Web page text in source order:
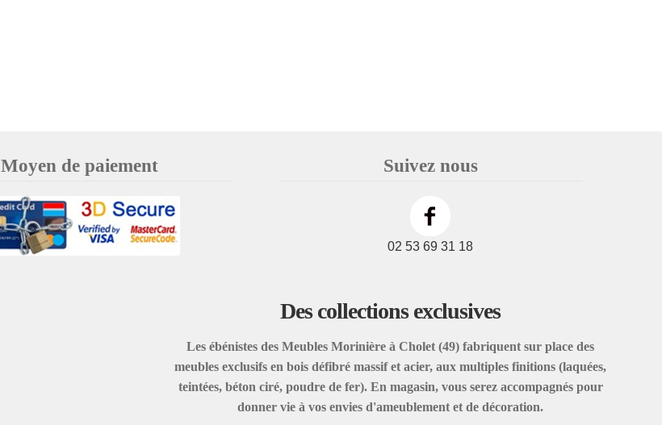
Moyen de paiement Suivez nous
02 53 69 31 18
Des collections exclusives
Les ébénistes des Meubles Morinière à Cholet (49) fabriquent sur place des
meubles exclusifs en bois défibré massif et acier, aux multiples finitions (laquées,
teintées, béton ciré, poudre de fer). En magasin, vous serez accompagnés pour
donner vie à vos envies d'ameublement et de décoration.